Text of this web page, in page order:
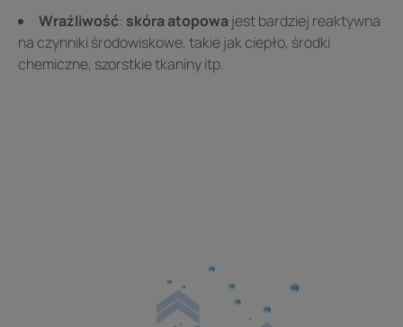
Wrażliwość: skóra atopowa jest bardziej reaktywna
na czynniki środowiskowe, takie jak ciepło, środki
chemiczne, szorstkie tkaniny itp.